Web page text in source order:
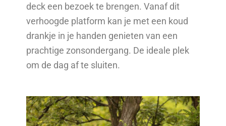
deck een bezoek te brengen. Vanaf dit
verhoogde platform kan je met een koud
drankje in je handen genieten van een
prachtige zonsondergang. De ideale plek
om de dag af te sluiten.